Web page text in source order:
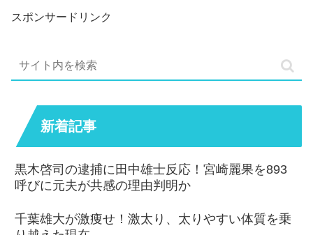
スポンサードリンク
新着記事
黒木啓司の逮捕に田中雄士反応！宮崎麗果を893
呼びに元夫が共感の理由判明か
千葉雄大が激痩せ！激太り、太りやすい体質を乗